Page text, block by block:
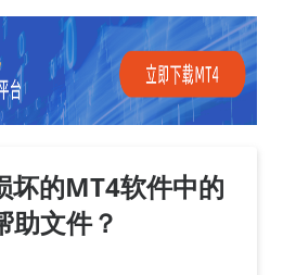
文件？
坏的MT4软件中的
助文件？